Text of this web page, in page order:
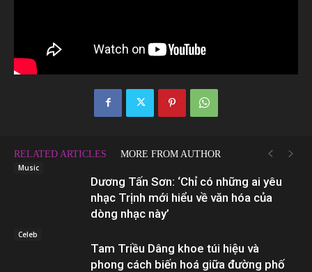
RELATED ARTICLES MORE FROM AUTHOR
Music
Dương Tấn Sơn: ‘Chỉ có những ai yêu
nhạc Trịnh mới hiểu về văn hóa của
dòng nhạc này’
Celeb
Tam Triều Dâng khoe túi hiệu và
phong cách biến hoá giữa đường phố